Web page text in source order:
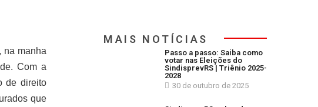
na manha
Com a
de direito
que
MAIS NOTÍCIAS
Passo a passo: Saiba como
votar nas Eleições do
SindisprevRS | Triênio 2025-
2028
30 de outubro de 2025